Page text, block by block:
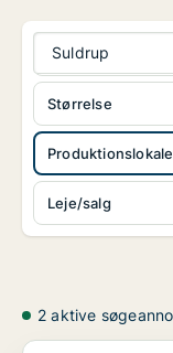
Suldrup
Leje/salg
Størrelse
2 aktive